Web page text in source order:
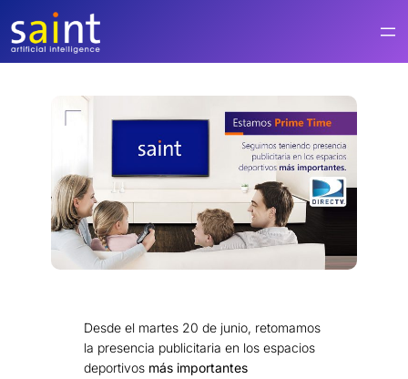
contenido
Desde el martes 20 de junio, retomamos
la presencia publicitaria en los espacios
deportivos más importantes